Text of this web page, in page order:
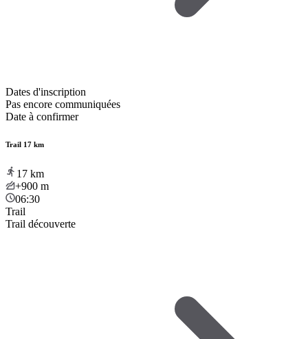
Dates d'inscription
Pas encore communiquées
Date à confirmer
Trail 17 km
17 km
+900 m
06:30
Trail
Trail découverte